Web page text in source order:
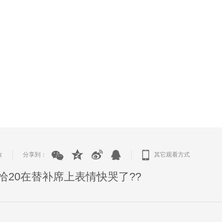
分享到： 其它观看方式
20在替补席上表情快哭了??